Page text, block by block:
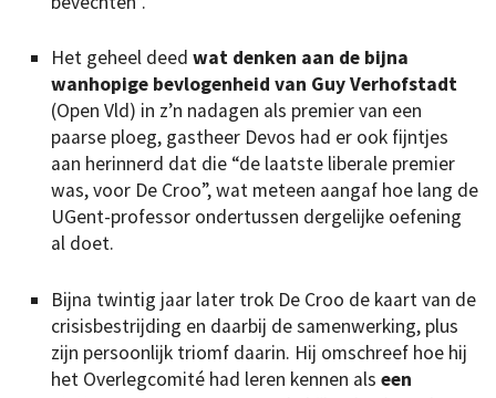
Het geheel deed wat denken aan de bijna
wanhopige bevlogenheid van Guy Verhofstadt
(Open Vld) in z’n nadagen als premier van een
paarse ploeg, gastheer Devos had er ook fijntjes
aan herinnerd dat die “de laatste liberale premier
was, voor De Croo”, wat meteen aangaf hoe lang de
UGent-professor ondertussen dergelijke oefening
al doet.
Bijna twintig jaar later trok De Croo de kaart van de
crisisbestrijding en daarbij de samenwerking, plus
zijn persoonlijk triomf daarin. Hij omschreef hoe hij
het Overlegcomité had leren kennen als een